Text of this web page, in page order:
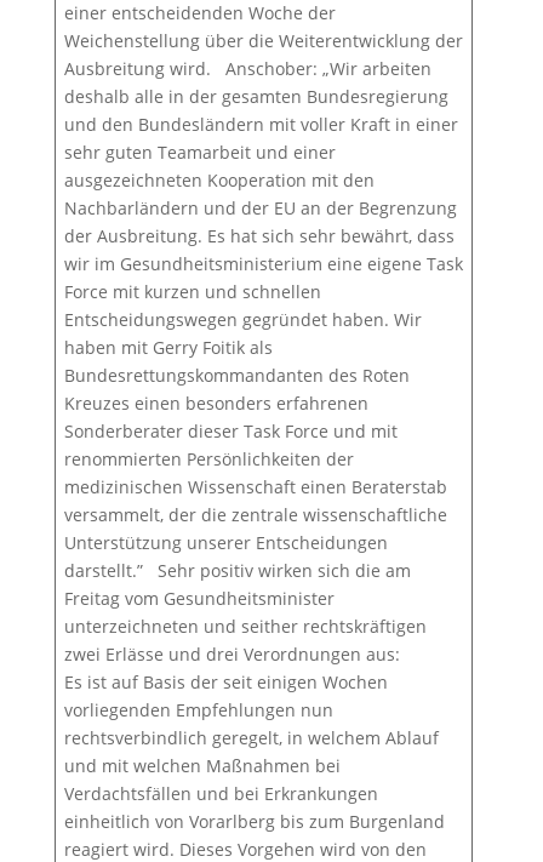
einer entscheidenden Woche der
Weichenstellung über die Weiterentwicklung der
Ausbreitung wird. Anschober: „Wir arbeiten
deshalb alle in der gesamten Bundesregierung
und den Bundesländern mit voller Kraft in einer
sehr guten Teamarbeit und einer
ausgezeichneten Kooperation mit den
Nachbarländern und der EU an der Begrenzung
der Ausbreitung. Es hat sich sehr bewährt, dass
wir im Gesundheitsministerium eine eigene Task
Force mit kurzen und schnellen
Entscheidungswegen gegründet haben. Wir
haben mit Gerry Foitik als
Bundesrettungskommandanten des Roten
Kreuzes einen besonders erfahrenen
Sonderberater dieser Task Force und mit
renommierten Persönlichkeiten der
medizinischen Wissenschaft einen Beraterstab
versammelt, der die zentrale wissenschaftliche
Unterstützung unserer Entscheidungen
darstellt.” Sehr positiv wirken sich die am
Freitag vom Gesundheitsminister
unterzeichneten und seither rechtskräftigen
zwei Erlässe und drei Verordnungen aus:
Es ist auf Basis der seit einigen Wochen
vorliegenden Empfehlungen nun
rechtsverbindlich geregelt, in welchem Ablauf
und mit welchen Maßnahmen bei
Verdachtsfällen und bei Erkrankungen
einheitlich von Vorarlberg bis zum Burgenland
reagiert wird. Dieses Vorgehen wird von den